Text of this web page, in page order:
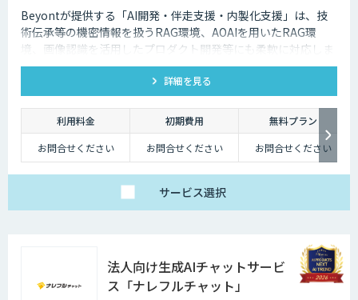
対する回答候補をオペレーターに提示するサービスにも活用することが可
能です。回答内容の候補や関連する資料を瞬時に画面に表示できるように
なった結果、回答にかかる時間の短縮でき、顧客からの電話のつながりや
すさが改善されるのです。
Beyontが提供する「AI開発・伴走支援・内製化支援」は、技
術伝承等の機密情報を扱うRAG環境、AOAIを用いたRAG環
境、画像認識を活用したプロダクト開発等にも柔軟に対応しま
す。
詳細を見る
利用料金 初期費用
無料プラン
お問合せください
お問合せください お問合せください
サービス選択
法人向け生成AIチャットサービ
ス「ナレフルチャット」